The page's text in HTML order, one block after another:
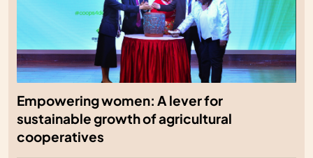
Empowering women: A lever for
sustainable growth of agricultural
cooperatives